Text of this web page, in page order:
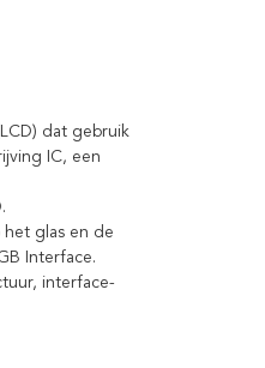
dat gebruik
IC, een
glas en de
Interface.
interface-